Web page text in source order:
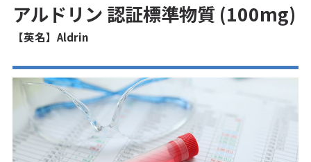
アルドリン 認証標準物質 (100mg)
【英名】Aldrin